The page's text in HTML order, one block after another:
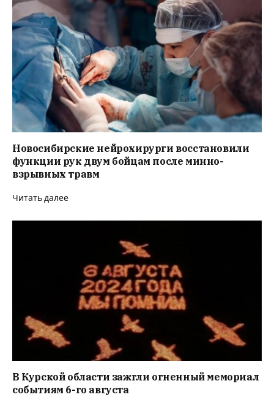
Новосибирские нейрохирурги восстановили
функции рук двум бойцам после минно-
взрывных травм
Читать далее
В Курской области зажгли огненный мемориал
событиям 6-го августа